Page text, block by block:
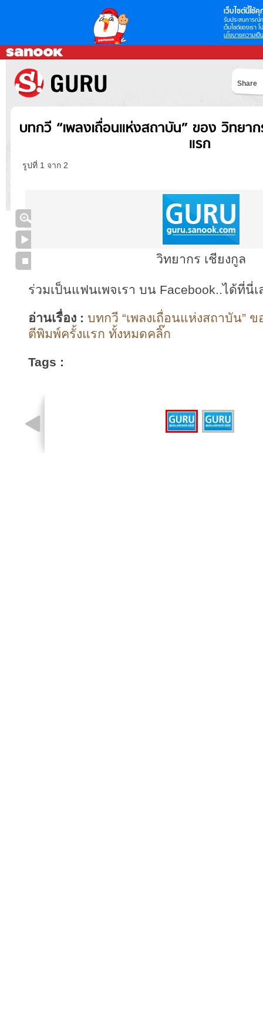
เว็บไซต์นี้ใช้คุ
รับประสบการณ์
เว็บไซต์ของเรา
นโยบายความเป็
Share
บทกวี “เพลงเถื่อนแห่งสถาบัน” ของ วิทย
แรก
รูปที่ 1 จาก 2
วิทยากร เชียงกูล
ร่วมเป็นแฟนเพจเรา บน Facebook..ได้ที่นี่เ
อ่านเรื่อง : บทกวี “เพลงเถื่อนแห่งสถาบัน”
ตีพิมพ์ครั้งแรก ทั้งหมดคลิ๊ก
Tags :